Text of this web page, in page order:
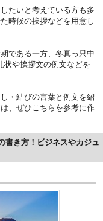
たいと考えている方も多
時候の挨拶などを用意し
である一方、冬真っ只中
状や挨拶文の例文などを
・結びの言葉と例文を紹
、ぜひこちらを参考に作
書き方！ビジネスやカジュ